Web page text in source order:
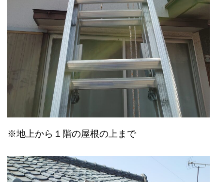
※地上から１階の屋根の上まで